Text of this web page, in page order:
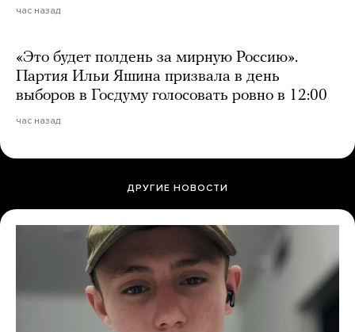
час назад
«Это будет полдень за мирную Россию».
Партия Ильи Яшина призвала в день
выборов в Госдуму голосовать ровно в 12:00
час назад
ДРУГИЕ НОВОСТИ